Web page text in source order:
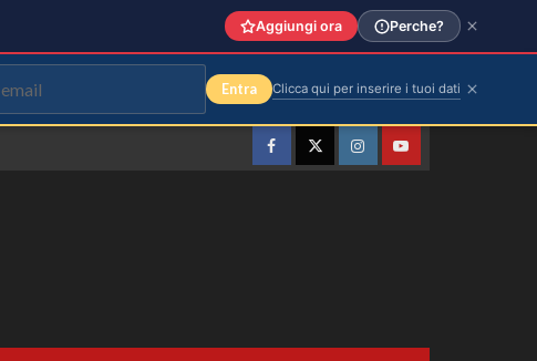
FacebookTwitterInstagramYouTube
Aggiungi ora Perche?
Entra Clicca qui per inserire i tuoi dati